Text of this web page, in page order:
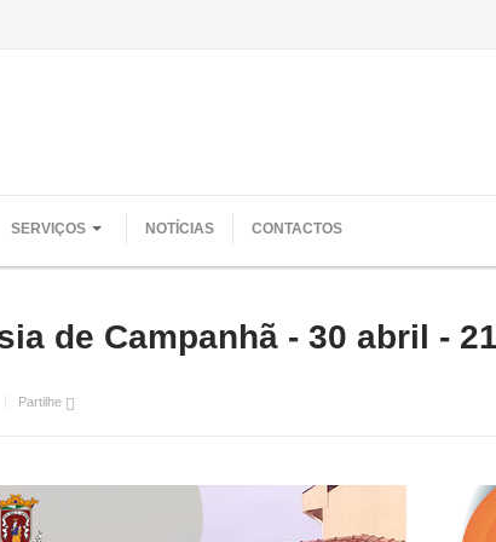
SERVIÇOS NOTÍCIAS CONTACTOS
de Campanhã - 30 abril -
Partilhe